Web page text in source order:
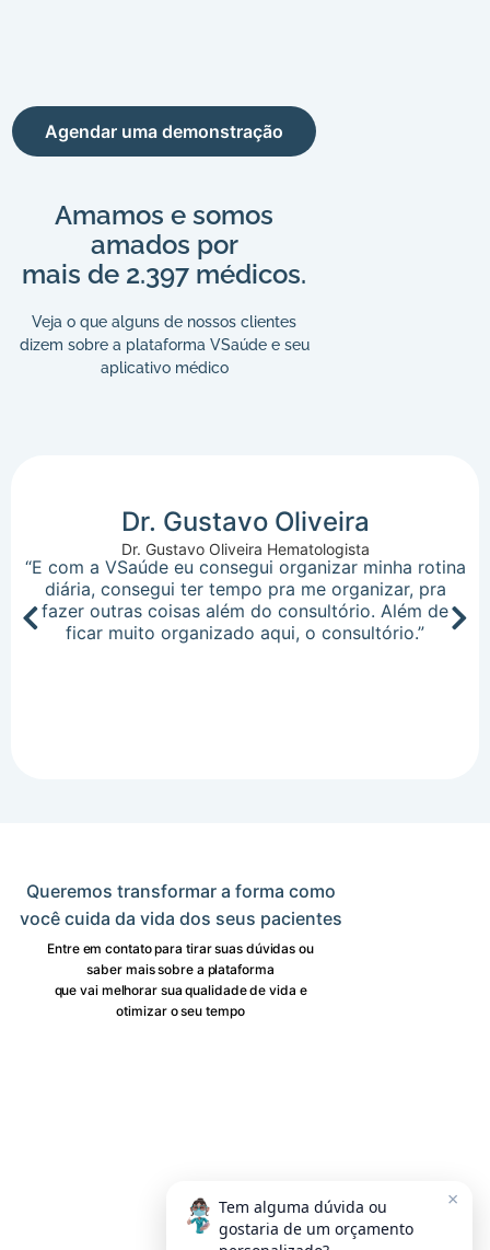
Agendar uma demonstração
Amamos e somos
amados por
mais de 2.397 médicos.
Veja o que alguns de nossos clientes
dizem sobre a plataforma VSaúde e seu
aplicativo médico
Dr. Gustavo Oliveira
Dr. Gustavo Oliveira Hematologista
“E com a VSaúde eu consegui organizar minha rotina
diária, consegui ter tempo pra me organizar, pra
fazer outras coisas além do consultório. Além de
ficar muito organizado aqui, o consultório.”
Queremos transformar a forma como
você cuida da vida dos seus pacientes
Entre em contato para tirar suas dúvidas ou
saber mais sobre a plataforma
que vai melhorar sua qualidade de vida e
otimizar o seu tempo
Tem alguma dúvida ou
gostaria de um orçamento
×